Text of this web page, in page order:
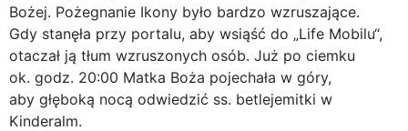
Bożej. Pożegnanie Ikony było bardzo wzruszające.
Gdy stanęła przy portalu, aby wsiąść do „Life Mobilu“,
otaczał ją tłum wzruszonych osób. Już po ciemku
ok. godz. 20:00 Matka Boża pojechała w góry,
aby głęboką nocą odwiedzić ss. betlejemitki w
Kinderalm.